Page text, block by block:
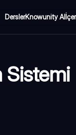
DerslerKnowunity AI
Sistemi